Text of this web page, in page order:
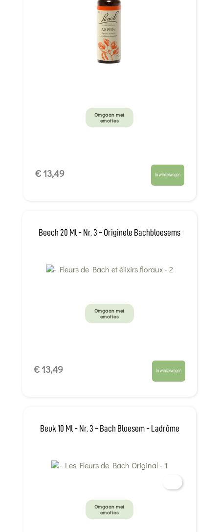
Omgaan met
emoties
€ 13,49 In winkelwagen
Beech 20 Ml - Nr. 3 - Originele Bachbloesems
Omgaan met
emoties
€ 13,49 In winkelwagen
Beuk 10 Ml - Nr. 3 - Bach Bloesem - Ladrôme
Omgaan met
emoties